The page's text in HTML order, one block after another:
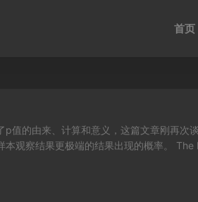
首页
p值的由来、计算和意义，这篇文章刚再次
本观察结果更极端的结果出现的概率。